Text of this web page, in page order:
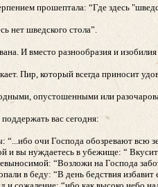
прошептала: “Где здесь
нет шведского стола”.
И вместо разнообразия и
Пир, который всегда приносит
опустошенными или
вас сегодня:
“...ибо очи Господа обозревают всю
и вы нуждаетесь в убежище: “
“Возложи на Господа
в беду: “В день бедствия